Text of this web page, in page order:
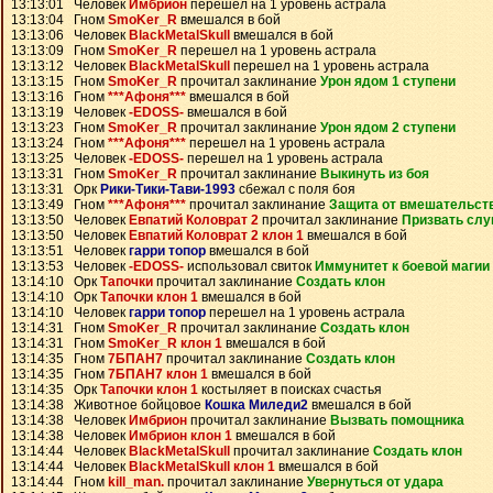
13:13:01 Человек Имбрион перешел на 1 уровень астрала
13:13:04 Гном SmoKer_R вмешался в бой
13:13:06 Человек BlackMetalSkull
вмешался в бой
13:13:09 Гном SmoKer_R перешел на 1 уровень астрала
13:13:12 Человек BlackMetalSkull
перешел на 1 уровень астрала
13:13:15 Гном SmoKer_R прочитал заклинание Урон ядом 1 ступени
13:13:16 Гном ***Афоня*** вмешался в бой
13:13:19 Человек-EDOSS- вмешался в бой
13:13:23 Гном SmoKer_R прочитал заклинание Урон ядом 2 ступени
13:13:24 Гном ***Афоня*** перешел на 1 уровень астрала
13:13:25 Человек-EDOSS- перешел на 1 уровень астрала
13:13:31 Гном SmoKer_R прочитал заклинание Выкинуть из боя
13:13:31 Орк Рики-Тики-Тави-1993 сбежал с поля боя
13:13:49 Гном ***Афоня*** прочитал заклинание Защита от
13:13:50 Человек Евпатий Коловрат 2 прочитал заклинание Призвать
13:13:50 Человек Евпатий Коловрат 2 клон 1 вмешался в бой
13:13:51 Человек гарри топор вмешался в бой
13:13:53 Человек-EDOSS- использовал свиток Иммунитет к боевой магии
13:14:10 Орк Тапочки прочитал заклинание Создать клон
13:14:10 ОркТапочки клон 1 вмешался в бой
13:14:10 Человек гарри топор перешел на 1 уровень астрала
13:14:31 Гном SmoKer_R прочитал заклинание Создать клон
13:14:31 Гном SmoKer_R клон 1 вмешался в бой
13:14:35 Гном 7БПАН7 прочитал заклинание Создать клон
13:14:35 Гном 7БПАН7 клон 1 вмешался в бой
13:14:35 ОркТапочки клон 1 костыляет в поисках счастья
13:14:38 Животное бойцовое Кошка Миледи2 вмешался в бой
13:14:38 Человек Имбрион прочитал заклинание Вызвать помощника
13:14:38 Человек Имбрион клон 1 вмешался в бой
13:14:44 Человек BlackMetalSkull прочитал заклинание Создать клон
13:14:44 Человек BlackMetalSkull клон 1 вмешался в бой
13:14:44 Гном kill_man. прочитал заклинание Увернуться от удара